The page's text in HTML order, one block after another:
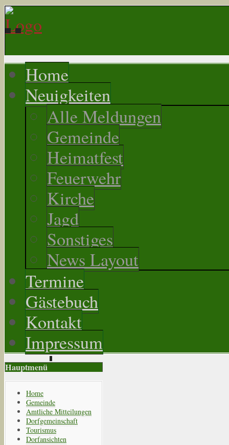
Home
Neuigkeiten
Alle Meldungen
Gemeinde
Heimatfest
Feuerwehr
Kirche
Jagd
Sonstiges
News Layout
Termine
Gästebuch
Kontakt
Impressum
Hauptmenü
Home
Gemeinde
Amtliche Mitteilungen
Dorfgemeinschaft
Tourismus
Dorfansichten